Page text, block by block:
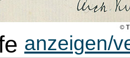
anzeigen/